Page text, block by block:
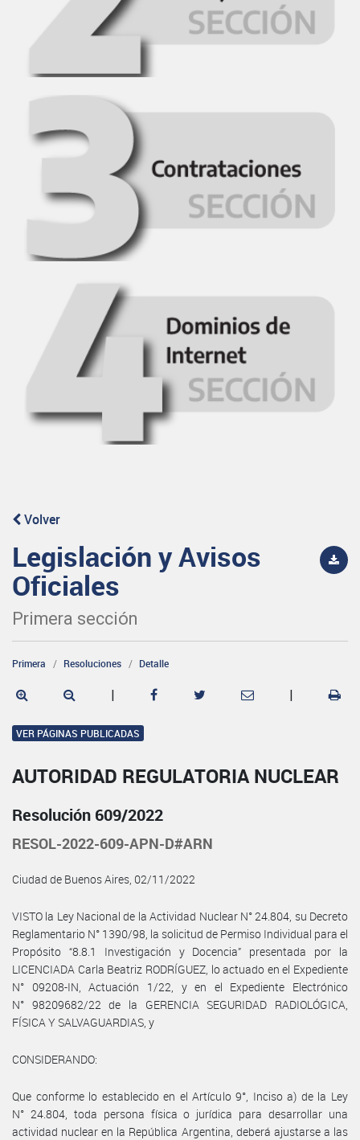
Volver
Legislación y Avisos
Oficiales
Primera sección
Primera Resoluciones Detalle
| |
VER PÁGINAS PUBLICADAS
AUTORIDAD REGULATORIA NUCLEAR
Resolución 609/2022
RESOL-2022-609-APN-D#ARN
Ciudad de Buenos Aires, 02/11/2022
VISTO la Ley Nacional de la Actividad Nuclear N° 24.804, su Decreto
Reglamentario N° 1390/98, la solicitud de Permiso Individual para el
Propósito “8.8.1 Investigación y Docencia” presentada por la
LICENCIADA Carla Beatriz RODRÍGUEZ, lo actuado en el Expediente
N° 09208-IN, Actuación 1/22, y en el Expediente Electrónico
N° 98209682/22 de la GERENCIA SEGURIDAD RADIOLÓGICA,
FÍSICA Y SALVAGUARDIAS, y
CONSIDERANDO:
Que conforme lo establecido en el Artículo 9°, Inciso a) de la Ley
N° 24.804, toda persona física o jurídica para desarrollar una
actividad nuclear en la República Argentina, deberá ajustarse a las